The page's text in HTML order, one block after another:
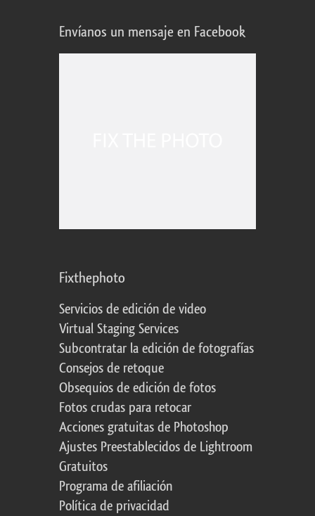
Envíanos un mensaje en Facebook
Fixthephoto
Servicios de edición de video
Virtual Staging Services
Subcontratar la edición de fotografías
Consejos de retoque
Obsequios de edición de fotos
Fotos crudas para retocar
Acciones gratuitas de Photoshop
Ajustes Preestablecidos de Lightroom
Gratuitos
Programa de afiliación
Política de privacidad